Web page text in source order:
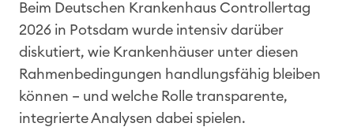
Beim Deutschen Krankenhaus Controllertag
2026 in Potsdam wurde intensiv darüber
diskutiert, wie Krankenhäuser unter diesen
Rahmenbedingungen handlungsfähig bleiben
können – und welche Rolle transparente,
integrierte Analysen dabei spielen.